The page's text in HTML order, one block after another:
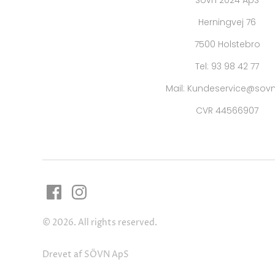
Herningvej 76
7500 Holstebro
Tel: 93 98 42 77
Mail:
CVR 44566907
© 2026. All rights reserved.
Drevet af SÖVN ApS